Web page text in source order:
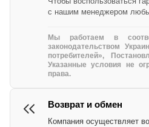
с нашим менеджером
Мы работаем в
законодательством
потребителей»,
Указанные условия не
права.
Возврат и обмен
Компания осуществляет